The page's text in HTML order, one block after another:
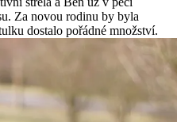
Za novou rodinu by byla
dostalo pořádné množství.